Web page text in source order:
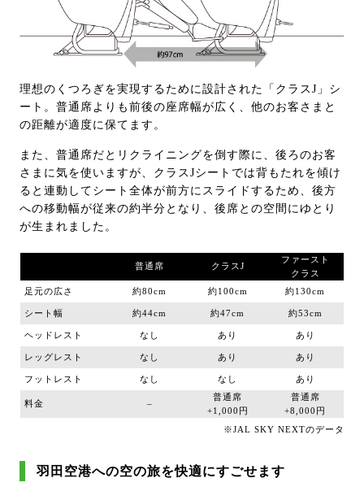
理想のくつろぎを実現するために設計された「クラスJ」シ
ート。普通席よりも前後の座席幅が広く、他のお客さまと
の距離が適度に保てます。
また、普通席だとリクライニングを倒す際に、後ろのお客
さまに気を使いますが、クラスJシートでは背もたれを傾け
ると連動してシート全体が前方にスライドするため、後方
への移動幅が従来の約半分となり、後席との空間にゆとり
が生まれました。
普通席 クラスJ
ファースト
クラス
足元の広さ
約80cm 約100cm 約130cm
シート幅 約44cm 約47cm 約53cm
ヘッドレスト なし あり あり
レッグレスト なし あり あり
フットレスト なし なし あり
料金 –
普通席
+1,000円
普通席
+8,000円
※JAL SKY NEXTのデータ
羽田空港への空の旅を快適にすごせます